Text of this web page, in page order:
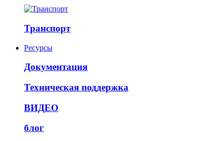
Транспорт
Ресурсы
Документация
Техническая поддержка
ВИДЕО
блог